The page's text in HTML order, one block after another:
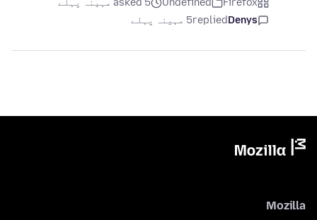
Firefox
Undefined
asked 5 مہینہ پہلے
Denys
replied5 مہینہ پہلے
Mozilla